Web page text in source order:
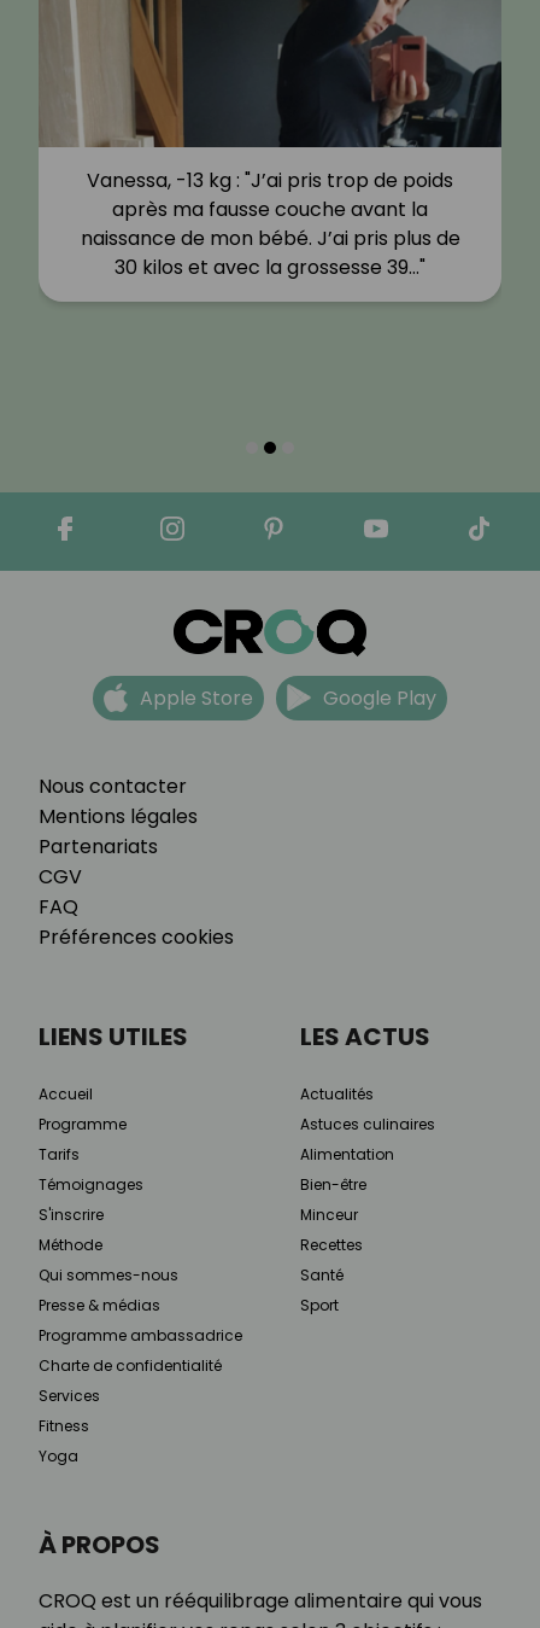
Vanessa, -13 kg : "J’ai pris trop de poids
après ma fausse couche avant la
naissance de mon bébé. J’ai pris plus de
30 kilos et avec la grossesse 39…"
Nous contacter
Mentions légales
Partenariats
CGV
FAQ
Préférences cookies
Apple Store Google Play
À PROPOS
CROQ est un rééquilibrage alimentaire qui vous
LIENS UTILES
Accueil
Programme
Tarifs
Témoignages
S'inscrire
Méthode
Qui sommes-nous
Presse & médias
Programme ambassadrice
Charte de confidentialité
Services
Fitness
Yoga
LES ACTUS
Actualités
Astuces culinaires
Alimentation
Bien-être
Minceur
Recettes
Santé
Sport